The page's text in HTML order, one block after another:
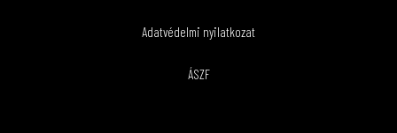
Adatvédelmi nyilatkozat
ÁSZF